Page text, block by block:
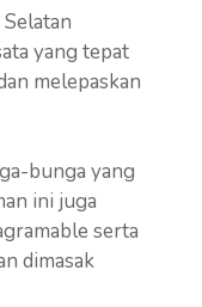
yang tepat
melepaskan
bunga yang
ini juga
serta
dimasak